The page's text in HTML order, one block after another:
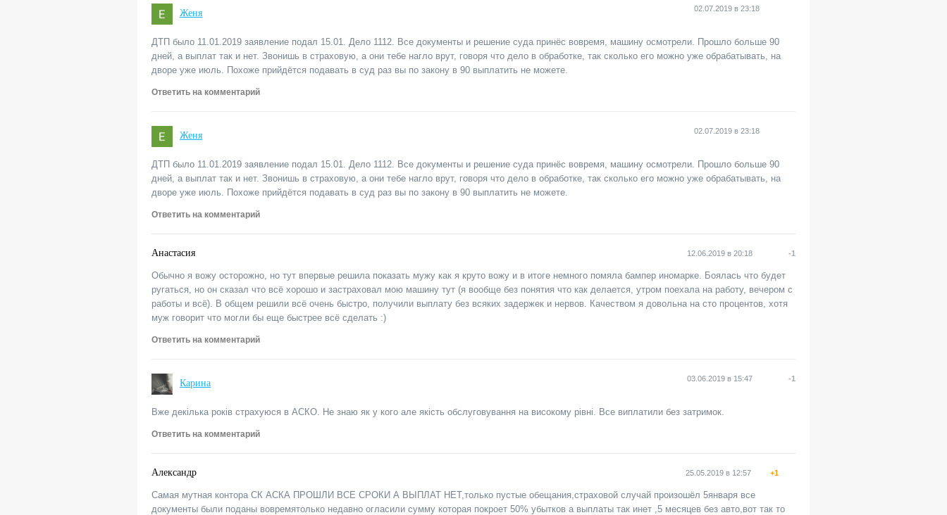
Женя 02.07.2019 в 23:18
ДТП было 11.01.2019 заявление подал 15.01. Дело 1112. Все документы и решение суда принёс вовремя, машину осмотрели. Прошло больше 90
дней, а выплат так и нет. Звонишь в страховую, а они тебе нагло врут, говоря что дело в обработке, так сколько его можно уже обрабатывать, на
дворе уже июль. Похоже прийдётся подавать в суд раз вы по закону в 90 выплатить не можете.
Ответить на комментарий
Женя 02.07.2019 в 23:18
ДТП было 11.01.2019 заявление подал 15.01. Дело 1112. Все документы и решение суда принёс вовремя, машину осмотрели. Прошло больше 90
дней, а выплат так и нет. Звонишь в страховую, а они тебе нагло врут, говоря что дело в обработке, так сколько его можно уже обрабатывать, на
дворе уже июль. Похоже прийдётся подавать в суд раз вы по закону в 90 выплатить не можете.
Ответить на комментарий
Анастасия -1
12.06.2019 в 20:18
Обычно я вожу осторожно, но тут впервые решила показать мужу как я круто вожу и в итоге немного помяла бампер иномарке. Боялась что будет
ругаться, но он сказал что всё хорошо и застраховал мою машину тут (я вообще без понятия что как делается, утром поехала на работу, вечером с
работы и всё). В общем решили всё очень быстро, получили выплату без всяких задержек и нервов. Качеством я довольна на сто процентов, хотя
муж говорит что могли бы еще быстрее всё сделать :)
Ответить на комментарий
Карина -1
03.06.2019 в 15:47
Вже декілька років страхуюся в АСКО. Не знаю як у кого але якість обслуговування на високому рівні. Все виплатили без затримок.
Ответить на комментарий
Александр +1
25.05.2019 в 12:57
Самая мутная контора СК АСКА ПРОШЛИ ВСЕ СРОКИ А ВЫПЛАТ НЕТ,только пустые обещания,страховой случай произошёл 5января все
документы были поданы вовремятолько недавно огласили сумму которая покроет 50% убытков а выплаты так инет ,5 месяцев без авто,вот так то